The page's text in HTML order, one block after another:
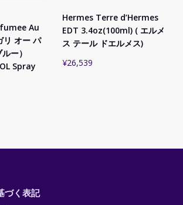
Au
リ オー パ
ー）
Spray
Hermes Terre d’Hermes
EDT 3.4oz(100ml) ( エルメ
ス テール ドエルメス)
¥26,539
づく表記